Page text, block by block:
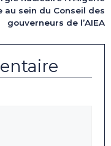
au sein du Conseil des
gouverneurs de l’AIEA